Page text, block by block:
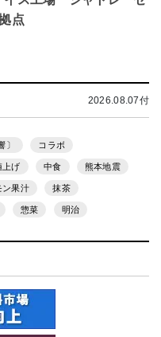
点
2026.08.07付
〕 コラボ
上げ 中食 熊本地震
ン果汁 抹茶
惣菜 明治